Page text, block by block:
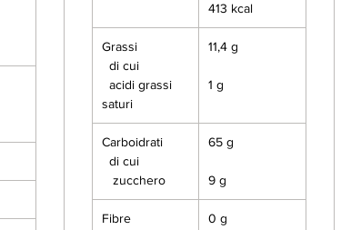
413 kcal
Grassi
di cui
acidi grassi
saturi
11,4 g
1 g
Carboidrati
di cui
zucchero
65 g
9 g
Fibre 0 g